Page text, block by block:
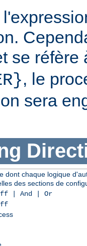
se
, le
sera
dont chaque logique
des sections de
| And | Or